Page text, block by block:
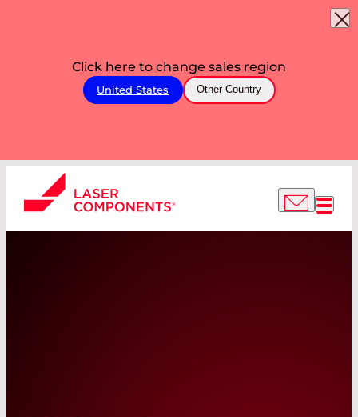
Click here to change sales region
United States Other Country